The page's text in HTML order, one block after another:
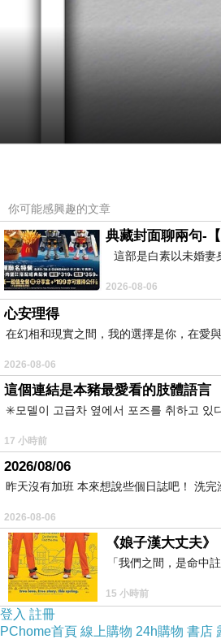
畫都OK，反而有難度就係上色，
你可能感興趣的文章
典藏封面聊兩句-【
這部是白素以未婚妻
2026-08-06
心安理得
在幻相和現實之間，我的選擇是你，在愛
2026-08-06
這個連結是本豬最愛看的肢體語言
✳️모델이 고급차 옆에서 포즈를 취하고 있
17 小時前
2026/08/06
昨天沒有加班 本來想說些個日誌吧！ 洗
2026-08-06
《娘子漢大丈夫
「我們之間，是命中
15 小時前
登入 註冊
PChome首頁 線上購物 24h購物 書店